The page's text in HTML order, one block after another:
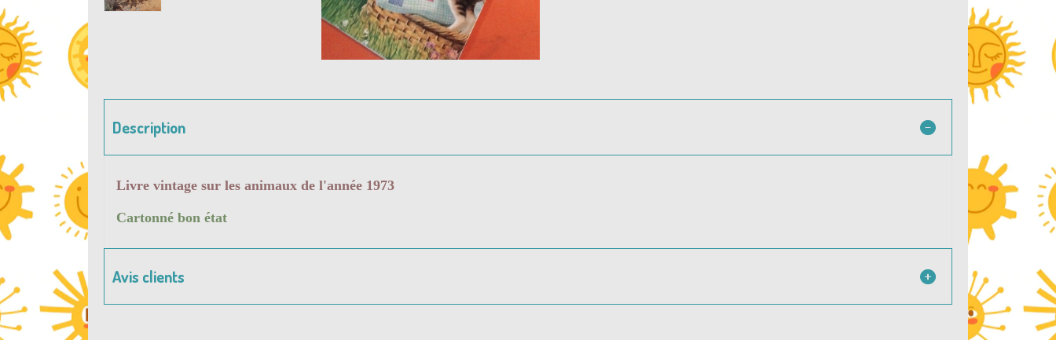
Description
Livre vintage sur les animaux de l'année 1973
Cartonné bon état
Avis clients